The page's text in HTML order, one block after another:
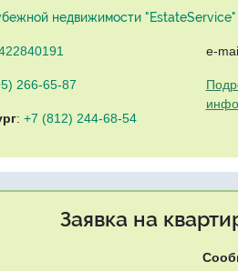
недвижимости "EstateService"
266-65-87
: +7 (812) 244-68-54
e-
Заявка на